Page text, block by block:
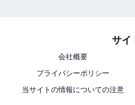
サイ
会社概要
プライバシーポリシー
当サイトの情報についての注意